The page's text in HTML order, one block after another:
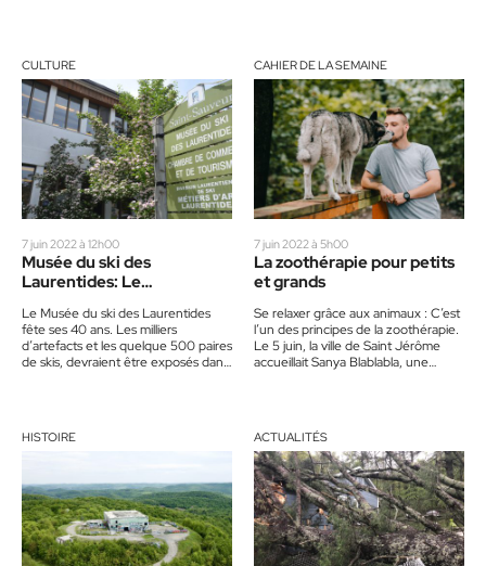
CULTURE
7 juin 2022 à 12h00
Musée du ski des
Laurentides: Le
Le Musée du ski des Laurentides
fête ses 40 ans. Les milliers
d’artefacts et les quelque 500 paires
de skis, devraient être exposés dans
CAHIER DE LA SEMAINE
7 juin 2022 à 5h00
La zoothérapie pour petits
et grands
Se relaxer grâce aux animaux : C’est
l’un des principes de la zoothérapie.
Le 5 juin, la ville de Saint Jérôme
accueillait Sanya Blablabla, une…
HISTOIRE ACTUALITÉS